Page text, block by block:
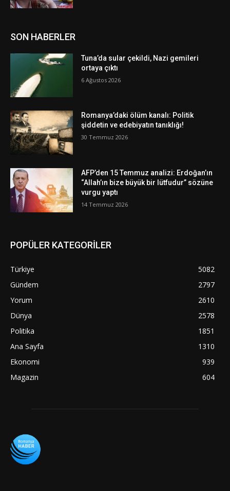
SON HABERLER
Tuna’da sular çekildi, Nazi gemileri
ortaya çıktı
6 Ağustos 2026
Romanya’daki ölüm kanalı: Politik
şiddetin ve edebiyatın tanıklığı!
30 Temmuz 2026
AFP’den 15 Temmuz analizi: Erdoğan’ın
“Allah’ın bize büyük bir lütfudur” sözüne
vurgu yaptı
14 Temmuz 2026
POPÜLER KATEGORİLER
Türkiye
5082
Gündem
2797
Yorum
2610
Dünya
2578
Politika
1851
Ana Sayfa
1310
Ekonomi
939
Magazin
604